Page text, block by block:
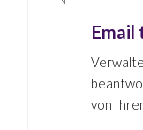
Email
von